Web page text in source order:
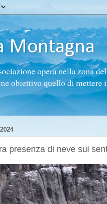
Montagna
opera nella zona
obiettivo quello di
presenza di neve sui